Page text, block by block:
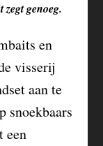
genoeg.
en
visserij
aan te
snoekbaars
een